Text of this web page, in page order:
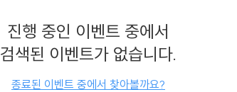
진행 중인 이벤트 중에서
검색된 이벤트가 없습니다.
종료된 이벤트 중에서 찾아볼까요?